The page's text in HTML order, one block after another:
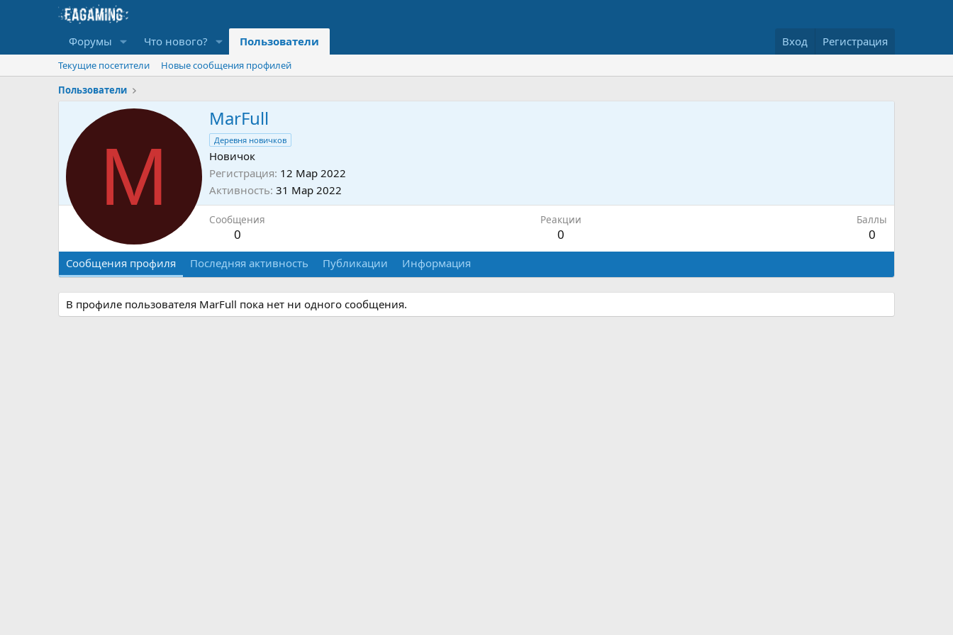
Форумы Что нового? Пользователи Вход Регистрация
Текущие посетители
Новые сообщения профилей
Пользователи
M
MarFull
Деревня новичков
Новичок
Регистрация 12 Мар 2022
Активность 31 Мар 2022
Сообщения
0
Реакции
0
Баллы
0
Сообщения профиля Последняя активность Публикации Информация
В профиле пользователя MarFull пока нет ни одного сообщения.